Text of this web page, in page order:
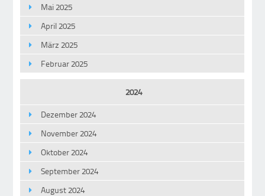
Mai 2025
April 2025
März 2025
Februar 2025
2024
Dezember 2024
November 2024
Oktober 2024
September 2024
August 2024